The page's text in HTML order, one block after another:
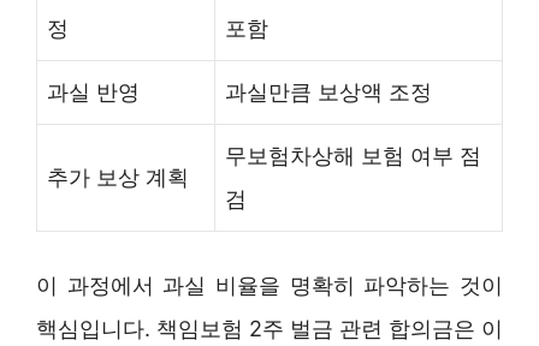
정
포함
과실 반영 과실만큼 보상액 조정
추가 보상 계획
무보험차상해 보험 여부 점
검
이 과정에서 과실 비율을 명확히 파악하는 것이
핵심입니다. 책임보험 2주 벌금 관련 합의금은 이